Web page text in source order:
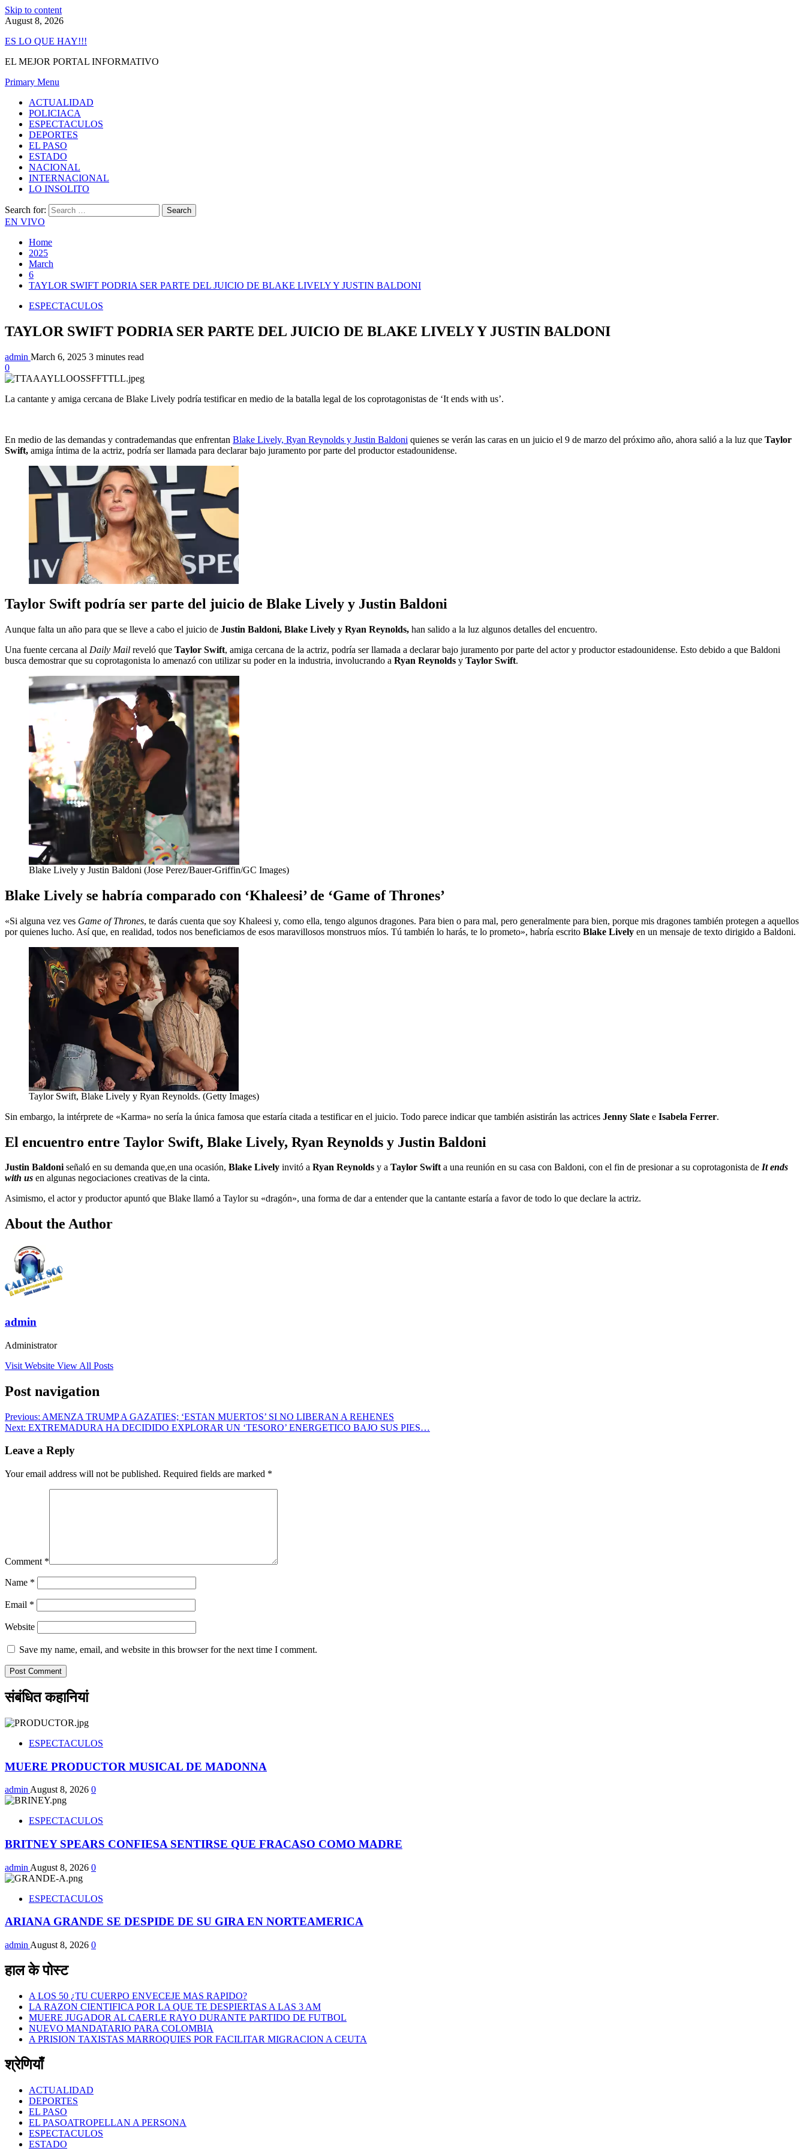
Skip to content
August 8, 2026
ES LO QUE HAY!!!
EL MEJOR PORTAL INFORMATIVO
Primary Menu
ACTUALIDAD
POLICIACA
ESPECTACULOS
DEPORTES
EL PASO
ESTADO
NACIONAL
INTERNACIONAL
LO INSOLITO
Search for:
EN VIVO
Home
2025
March
6
TAYLOR SWIFT PODRIA SER PARTE DEL JUICIO DE BLAKE LIVELY Y JUSTIN BALDONI
ESPECTACULOS
TAYLOR SWIFT PODRIA SER PARTE DEL JUICIO DE BLAKE LIVELY Y JUSTIN BALDONI
admin March 6, 2025 3 minutes read
0
La cantante y amiga cercana de Blake Lively podría testificar en medio de la batalla legal de los coprotagonistas de ‘It ends with us’.
En medio de las demandas y contrademandas que enfrentan Blake Lively, Ryan Reynolds y Justin Baldoni quienes se verán las caras en un juicio el 9 de marzo del próximo año, ahora salió a la luz que Taylor
Swift, amiga íntima de la actriz, podría ser llamada para declarar bajo juramento por parte del productor estadounidense.
Taylor Swift podría ser parte del juicio de Blake Lively y Justin Baldoni
Aunque falta un año para que se lleve a cabo el juicio de Justin Baldoni, Blake Lively y Ryan Reynolds, han salido a la luz algunos detalles del encuentro.
Una fuente cercana al Daily Mail reveló que Taylor Swift, amiga cercana de la actriz, podría ser llamada a declarar bajo juramento por parte del actor y productor estadounidense. Esto debido a que Baldoni
busca demostrar que su coprotagonista lo amenazó con utilizar su poder en la industria, involucrando a Ryan Reynolds y Taylor Swift.
Blake Lively y Justin Baldoni (Jose Perez/Bauer-Griffin/GC Images)
Blake Lively se habría comparado con ‘Khaleesi’ de ‘Game of Thrones’
«Si alguna vez ves Game of Thrones, te darás cuenta que soy Khaleesi y, como ella, tengo algunos dragones. Para bien o para mal, pero generalmente para bien, porque mis dragones también protegen a aquellos
por quienes lucho. Así que, en realidad, todos nos beneficiamos de esos maravillosos monstruos míos. Tú también lo harás, te lo prometo», habría escrito Blake Lively en un mensaje de texto dirigido a Baldoni.
Taylor Swift, Blake Lively y Ryan Reynolds. (Getty Images)
Sin embargo, la intérprete de «Karma» no sería la única famosa que estaría citada a testificar en el juicio. Todo parece indicar que también asistirán las actrices Jenny Slate e Isabela Ferrer.
El encuentro entre Taylor Swift, Blake Lively, Ryan Reynolds y Justin Baldoni
Justin Baldoniseñaló en su demanda que,en una ocasión, Blake Lively invitó a Ryan Reynolds y a Taylor Swifta una reunión en su casa con Baldoni, con el fin de presionar a su coprotagonista de It ends
with us en algunas negociaciones creativas de la cinta.
Asimismo, el actor y productor apuntó que Blake llamó a Taylor su «dragón», una forma de dar a entender que la cantante estaría a favor de todo lo que declare la actriz.
About the Author
admin
Administrator
Visit Website View All Posts
Post navigation
Previous: AMENZA TRUMP A GAZATIES; ‘ESTAN MUERTOS’ SI NO LIBERAN A REHENES
Next: EXTREMADURA HA DECIDIDO EXPLORAR UN ‘TESORO’ ENERGETICO BAJO SUS PIES…
Leave a Reply
Your email address will not be published. Required fields are marked *
Comment *
Name *
Email *
Website
Save my name, email, and website in this browser for the next time I comment.
संबंधित कहानियां
ESPECTACULOS
MUERE PRODUCTOR MUSICAL DE MADONNA
admin August 8, 2026 0
ESPECTACULOS
BRITNEY SPEARS CONFIESA SENTIRSE QUE FRACASO COMO MADRE
admin August 8, 2026 0
ESPECTACULOS
ARIANA GRANDE SE DESPIDE DE SU GIRA EN NORTEAMERICA
admin August 8, 2026 0
हाल के पोस्ट
A LOS 50 ¿TU CUERPO ENVECEJE MAS RAPIDO?
LA RAZON CIENTIFICA POR LA QUE TE DESPIERTAS A LAS 3 AM
MUERE JUGADOR AL CAERLE RAYO DURANTE PARTIDO DE FUTBOL
NUEVO MANDATARIO PARA COLOMBIA
A PRISION TAXISTAS MARROQUIES POR FACILITAR MIGRACION A CEUTA
श्रेणियाँ
ACTUALIDAD
DEPORTES
EL PASO
EL PASOATROPELLAN A PERSONA
ESPECTACULOS
ESTADO